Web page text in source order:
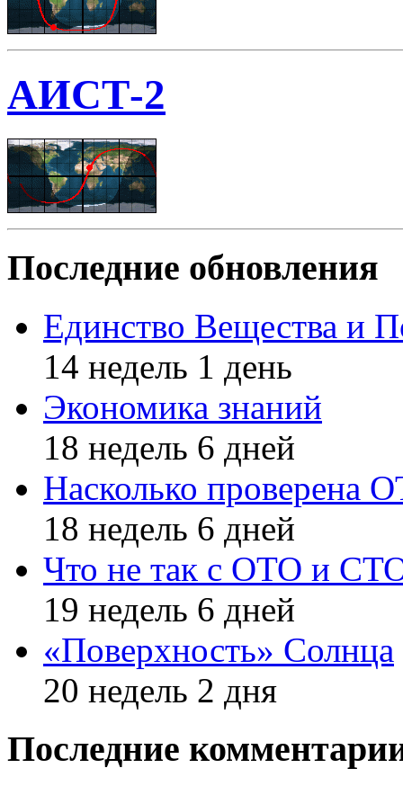
АИСТ-2
Последние обновления
Единство Вещества и
14 недель 1 день
Экономика знаний
18 недель 6 дней
Насколько проверена
18 недель 6 дней
Что не так с ОТО и
19 недель 6 дней
«Поверхность» Солнца
20 недель 2 дня
Последние